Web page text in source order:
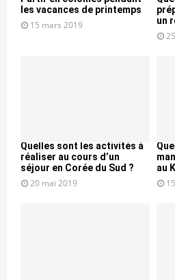
les vacances de printemps
15 mars 2019
un
Quelles sont les activités à
réaliser au cours d’un
séjour en Corée du Sud ?
20 mai 2019
au